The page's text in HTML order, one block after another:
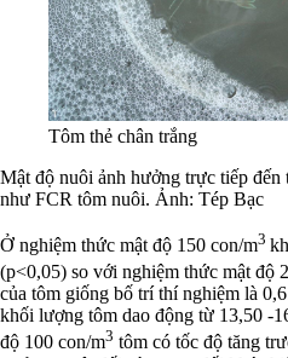
Tôm thẻ chân trắng
Mật độ nuôi ảnh hưởng trực tiếp
như FCR tôm nuôi. Ảnh: Tép Bạc
Ở nghiệm thức mật độ 150 con/m3
(p<0,05) so với nghiệm thức mật độ
của tôm giống bố trí thí nghiệm là
khối lượng tôm dao động từ 13,50 -
độ 100 con/m3 tôm có tốc độ tăng